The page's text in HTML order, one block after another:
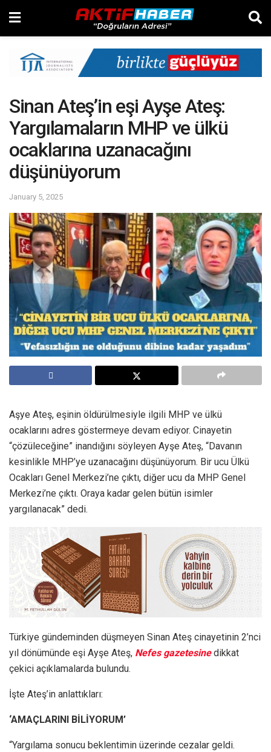
Sinan Ateş’in eşi Ayşe Ateş:
Yargılamaların MHP ve ülkü
ocaklarına uzanacağını
düşünüyorum
January 5, 2025
Aşye Ateş, eşinin öldürülmesiyle ilgili MHP ve ülkü
ocaklarını adres göstermeye devam ediyor. Cinayetin
“çözüleceğine” inandığını söyleyen Ayşe Ateş, “Davanın
kesinlikle MHP’ye uzanacağını düşünüyorum. Bir ucu Ülkü
Ocakları Genel Merkezi’ne çıktı, diğer ucu da MHP Genel
Merkezi’ne çıktı. Oraya kadar gelen bütün isimler
yargılanacak” dedi.
Türkiye gündeminden düşmeyen Sinan Ateş cinayetinin 2’nci
yıl dönümünde eşi Ayşe Ateş, Nefes gazetesinedikkat
çekici açıklamalarda bulundu.
İşte Ateş’in anlattıkları:
‘AMAÇLARINI BİLİYORUM’
“Yargılama sonucu beklentimin üzerinde cezalar geldi.